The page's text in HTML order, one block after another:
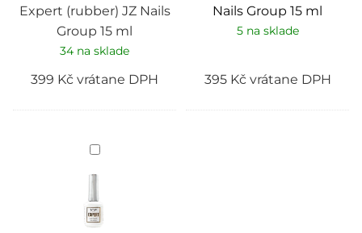
Expert (rubber) JZ Nails
Group 15 ml
34 na sklade
399 Kč vrátane DPH
Nails Group 15 ml
5 na sklade
395 Kč vrátane DPH
Top
Expert
JZ
Nails
Group
15
ml